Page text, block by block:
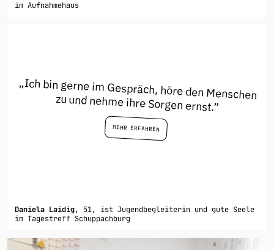
im Aufnahmehaus
„Ich bin gerne im Gespräch, höre den Menschen
zu und nehme ihre Sorgen ernst.”
MEHR ERFAHREN
Daniela Laidig, 51, ist Jugendbegleiterin und gute Seele
im Tagestreff Schuppachburg